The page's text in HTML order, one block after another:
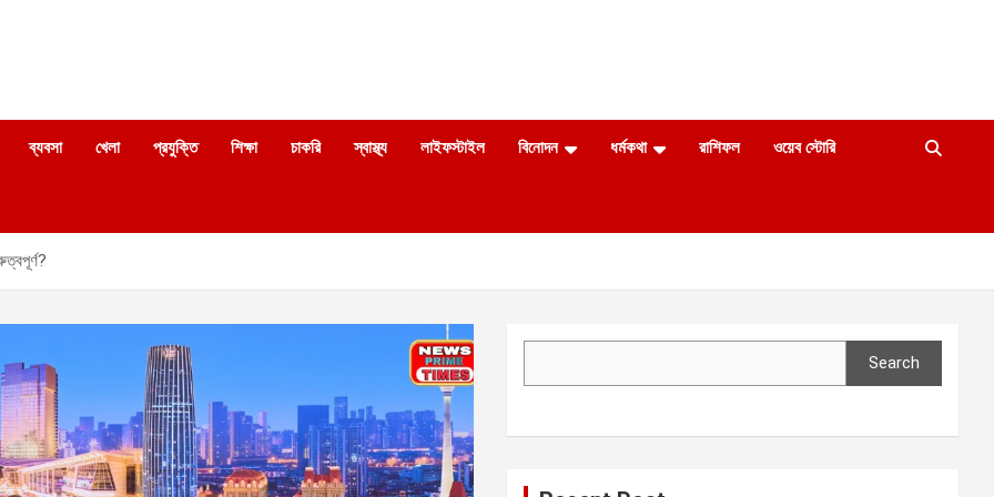
ব্যবসা খেলা প্রযুক্তি শিক্ষা চাকরি স্বাস্থ্য লাইফস্টাইল বিনোদন ধর্মকথা রাশিফল ওয়েব স্টোরি
Search